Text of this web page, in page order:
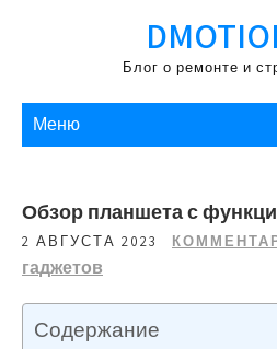
Блог о ремонте и
Меню
Обзор планшета с
2 АВГУСТА 2023
гаджетов
Содержание